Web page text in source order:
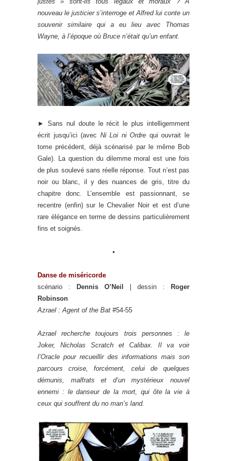
nouveau le justicier s’interroge et Alfred lui conte un
souvenir similaire qui a eu lieu avec Thomas
Wayne, à l’époque où Bruce n’était qu’un enfant.
► Sans nul doute le récit le plus intelligemment
écrit jusqu’ici (avec Ni Loi ni Ordre qui ouvrait le
tome précédent, déjà scénarisé par le même Bob
Gale). La question du dilemme moral est une fois
de plus soulevé sans réelle réponse. Tout n’est pas
noir ou blanc, il y des nuances de gris, titre du
chapitre donc. L’ensemble est passionnant, se
recentre (enfin) sur le Chevalier Noir et est d’une
rare élégance en terme de dessins particulièrement
fins et soignés.
•
Danse de miséricorde
scénario : Dennis O’Neil | dessin : Roger
Robinson
Azrael : Agent of the Bat #54-55
Azrael recherche toujours trois personnes : le
Joker, Nicholas Scratch et Calibax. Il va voir
l’Oracle pour recueillir des informations mais son
parcours croise, forcément, celui de quelques
démunis, malfrats et d’un mystérieux nouvel
ennemi : le danseur de la mort, qui ôte la vie à
ceux qui souffrent du no man’s land.